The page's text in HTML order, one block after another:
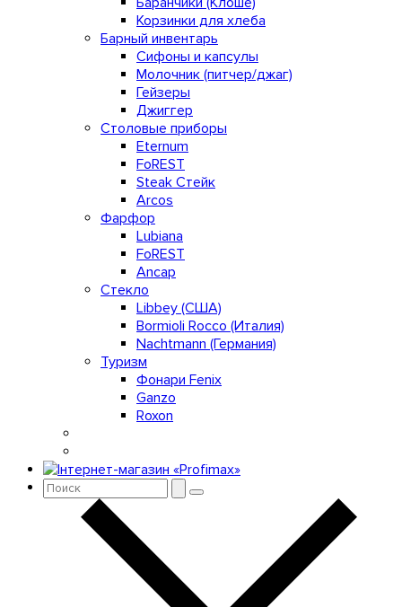
Корзинки для хлеба
Барный инвентарь
Сифоны и капсулы
Молочник (питчер/джаг)
Гейзеры
Джиггер
Столовые приборы
Eternum
FoREST
Steak Стейк
Arcos
Фарфор
Lubiana
FoREST
Ancap
Стекло
Libbey (США)
Bormioli Rocco (Италия)
Nachtmann (Германия)
Туризм
Фонари Fenix
Ganzo
Roxon